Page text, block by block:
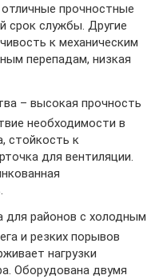
прочностные
срок службы. Другие
к механическим
перепадам, низкая
– высокая прочность
необходимости в
стойкость к
для вентиляции.
для районов с холодным
и резких порывов
нагрузки
Оборудована двумя